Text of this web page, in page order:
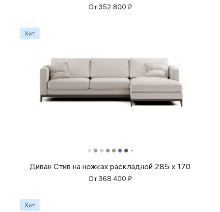
От352 800 ₽
Диван Стив на ножках раскладной 285 x 170
От368 400 ₽